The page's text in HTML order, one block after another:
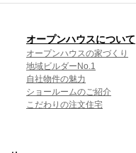
オープンハウスについて
オープンハウスの家づくり
地域ビルダーNo.1
自社物件の魅力
ショールームのご紹介
こだわりの注文住宅